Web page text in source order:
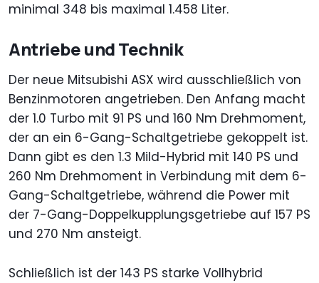
minimal 348 bis maximal 1.458 Liter.
Antriebe und Technik
Der neue Mitsubishi ASX wird ausschließlich von
Benzinmotoren angetrieben. Den Anfang macht
der 1.0 Turbo mit 91 PS und 160 Nm Drehmoment,
der an ein 6-Gang-Schaltgetriebe gekoppelt ist.
Dann gibt es den 1.3 Mild-Hybrid mit 140 PS und
260 Nm Drehmoment in Verbindung mit dem 6-
Gang-Schaltgetriebe, während die Power mit
der 7-Gang-Doppelkupplungsgetriebe auf 157 PS
und 270 Nm ansteigt.
Schließlich ist der 143 PS starke Vollhybrid